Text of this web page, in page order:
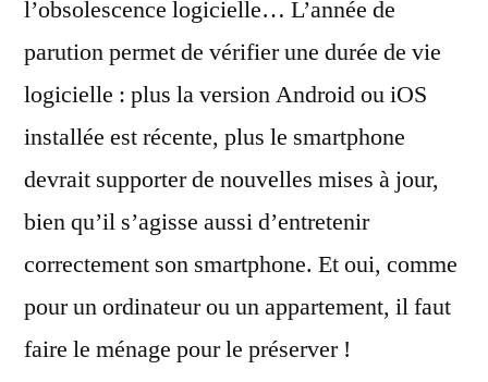
l’obsolescence logicielle… L’année de
parution permet de vérifier une durée de vie
logicielle : plus la version Android ou iOS
installée est récente, plus le smartphone
devrait supporter de nouvelles mises à jour,
bien qu’il s’agisse aussi d’entretenir
correctement son smartphone. Et oui, comme
pour un ordinateur ou un appartement, il faut
faire le ménage pour le préserver !